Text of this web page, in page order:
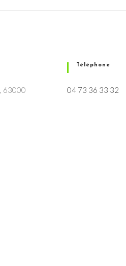
63000
Téléphone
04 73 36 33 32